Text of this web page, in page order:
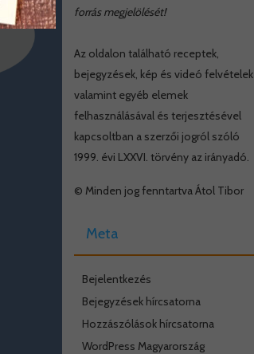
forrás megjelölését!
Az oldalon található receptek,
bejegyzések, kép és videó felvételek
valamint egyéb elemek
felhasználásával és terjesztésével
kapcsoltban a szerzői jogról szóló
1999. évi LXXVI. törvény az irányadó.
© Minden jog fenntartva Átol Tibor
Meta
Bejelentkezés
Bejegyzések hírcsatorna
Hozzászólások hírcsatorna
WordPress Magyarország